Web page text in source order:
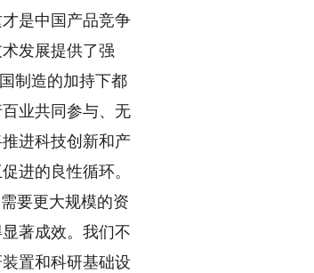
是中国产品竞争
发展提供了强
制造的加持下都
业共同参与、无
进科技创新和产
进的良性循环。
要更大规模的资
著成效。我们不
置和科研基础设